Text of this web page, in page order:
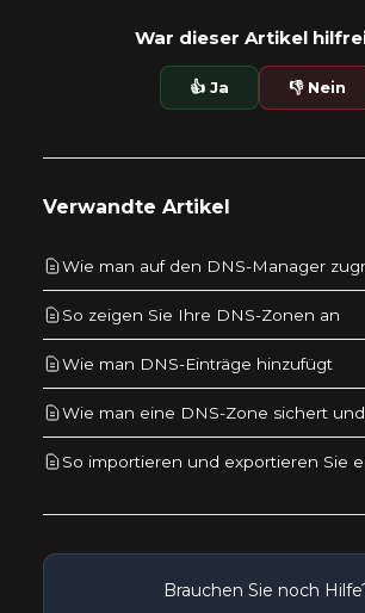
War dieser Artikel
👍 Ja 👎 Nein
Verwandte Artikel
Wie man auf den DNS-Manager
So zeigen Sie Ihre DNS-Zonen an
Wie man DNS-Einträge hinzufügt
Wie man eine DNS-Zone sichert
So importieren und exportieren Sie
Brauchen Sie noch